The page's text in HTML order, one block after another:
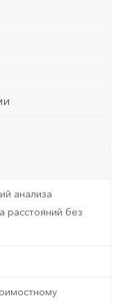
анализа
расстояний без